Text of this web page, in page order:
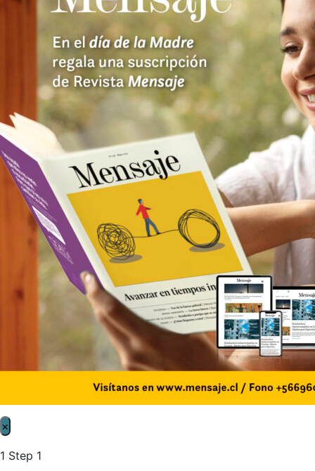
×
1 Step 1